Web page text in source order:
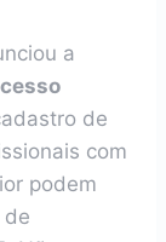
a
de
com
podem
de